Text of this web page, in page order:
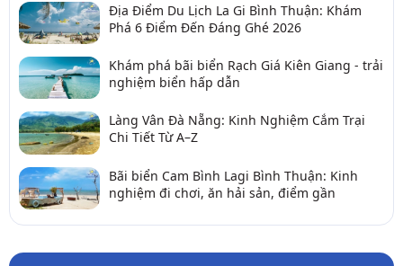
Địa Điểm Du Lịch La Gi Bình Thuận: Khám
Phá 6 Điểm Đến Đáng Ghé 2026
Khám phá bãi biển Rạch Giá Kiên Giang - trải
nghiệm biển hấp dẫn
Làng Vân Đà Nẵng: Kinh Nghiệm Cắm Trại
Chi Tiết Từ A–Z
Bãi biển Cam Bình Lagi Bình Thuận: Kinh
nghiệm đi chơi, ăn hải sản, điểm gần